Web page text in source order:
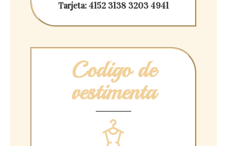
Tarjeta: 4152 3138 3203 4941
Codigo de
vestimenta